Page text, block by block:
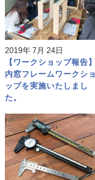
2019年 7月 24日
【ワークショップ報告】
内窓フレームワークショ
ップを実施いたしまし
た。